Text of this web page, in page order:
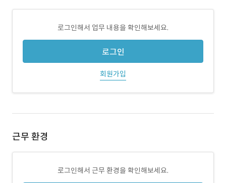
로그인해서 업무 내용을 확인해보세요.
로그인
회원가입
근무 환경
로그인해서 근무 환경을 확인해보세요.